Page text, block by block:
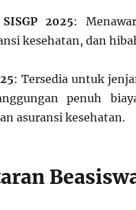
2025:
kesehatan, dan
: Tersedia untuk
penuh
asuransi kesehatan.